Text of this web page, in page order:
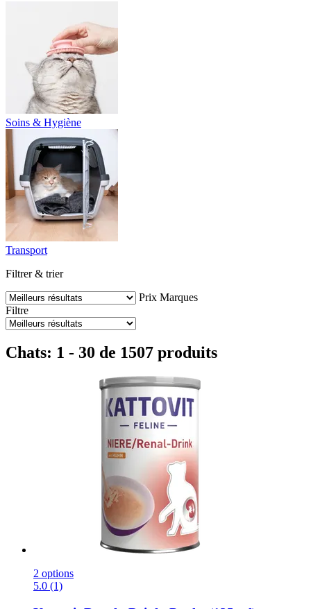
Soins & Hygiène
Transport
Filtrer & trier
Prix Marques
Filtre
Chats: 1 - 30 de 1507 produits
2 options
5.0 (1)